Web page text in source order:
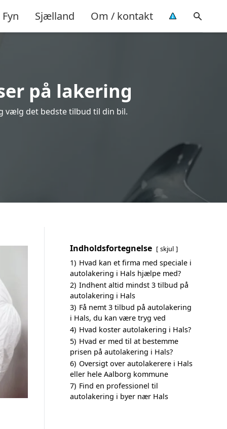
Fyn Sjælland Om / kontakt
på lakering
vælg det bedste tilbud til din bil.
Indholdsfortegnelse skjul
1) Hvad kan et firma med speciale i
autolakering i Hals hjælpe med?
2) Indhent altid mindst 3 tilbud på
autolakering i Hals
3) Få nemt 3 tilbud på autolakering
i Hals, du kan være tryg ved
4) Hvad koster autolakering i Hals?
5) Hvad er med til at bestemme
prisen på autolakering i Hals?
6) Oversigt over autolakerere i Hals
eller hele Aalborg kommune
7) Find en professionel til
autolakering i byer nær Hals